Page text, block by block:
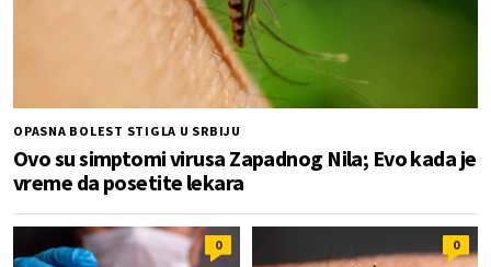
OPASNA BOLEST STIGLA U SRBIJU
Ovo su simptomi virusa Zapadnog Nila; Evo kada je
vreme da posetite lekara
0 0